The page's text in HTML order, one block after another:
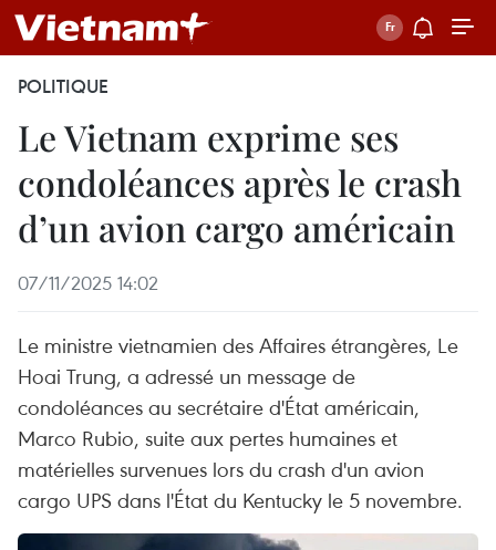
POLITIQUE
Le Vietnam exprime ses
condoléances après le crash
d’un avion cargo américain
07/11/2025 14:02
Le ministre vietnamien des Affaires étrangères, Le
Hoai Trung, a adressé un message de
condoléances au secrétaire d'État américain,
Marco Rubio, suite aux pertes humaines et
matérielles survenues lors du crash d'un avion
cargo UPS dans l'État du Kentucky le 5 novembre.